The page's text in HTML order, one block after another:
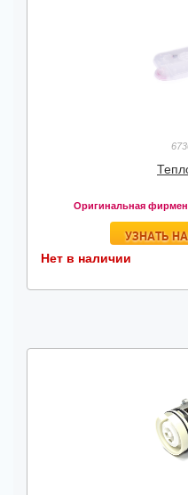
Оригинальная
УЗНАТЬ
Нет в наличии